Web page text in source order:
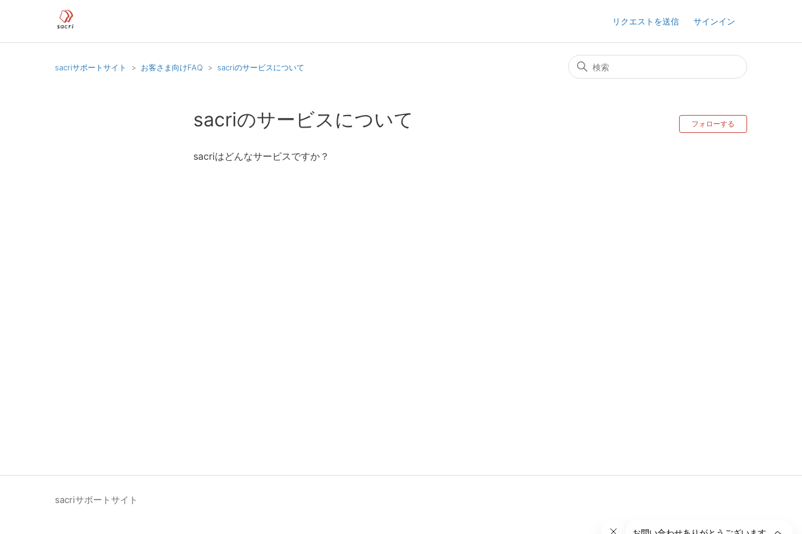
リクエストを送信 サインイン
sacriサポートサイト お客さま向けFAQ sacriのサービスについて
sacriのサービスについて フォローする
sacriはどんなサービスですか？
sacriサポートサイト